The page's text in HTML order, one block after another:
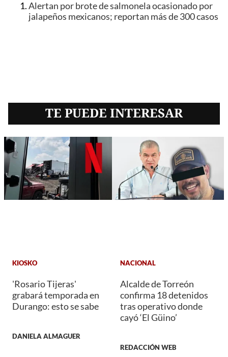
Alertan por brote de salmonela ocasionado por
jalapeños mexicanos; reportan más de 300 casos
TE PUEDE INTERESAR
KIOSKO
'Rosario Tijeras'
grabará temporada en
Durango: esto se sabe
DANIELA ALMAGUER
NACIONAL
Alcalde de Torreón
confirma 18 detenidos
tras operativo donde
cayó ‘El Güino’
REDACCIÓN WEB